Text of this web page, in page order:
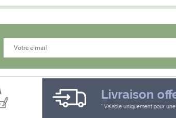
Livraison
Valable uniquement pour